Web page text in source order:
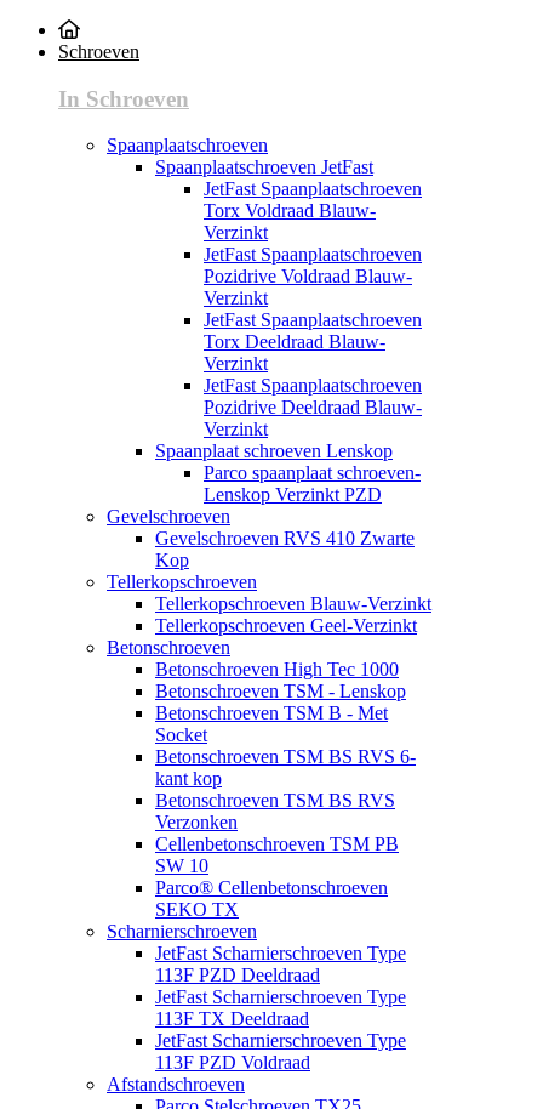
Schroeven
In Schroeven
Spaanplaatschroeven
Spaanplaatschroeven JetFast
JetFast Spaanplaatschroeven
Torx Voldraad Blauw-
Verzinkt
JetFast Spaanplaatschroeven
Pozidrive Voldraad Blauw-
Verzinkt
JetFast Spaanplaatschroeven
Torx Deeldraad Blauw-
Verzinkt
JetFast Spaanplaatschroeven
Pozidrive Deeldraad Blauw-
Verzinkt
Spaanplaat schroeven Lenskop
Parco spaanplaat schroeven-
Lenskop Verzinkt PZD
Gevelschroeven
Gevelschroeven RVS 410 Zwarte
Kop
Tellerkopschroeven
Tellerkopschroeven Blauw-Verzinkt
Tellerkopschroeven Geel-Verzinkt
Betonschroeven
Betonschroeven High Tec 1000
Betonschroeven TSM - Lenskop
Betonschroeven TSM B - Met
Socket
Betonschroeven TSM BS RVS 6-
kant kop
Betonschroeven TSM BS RVS
Verzonken
Cellenbetonschroeven TSM PB
SW 10
Parco® Cellenbetonschroeven
SEKO TX
Scharnierschroeven
JetFast Scharnierschroeven Type
113F PZD Deeldraad
JetFast Scharnierschroeven Type
113F TX Deeldraad
JetFast Scharnierschroeven Type
113F PZD Voldraad
Afstandschroeven